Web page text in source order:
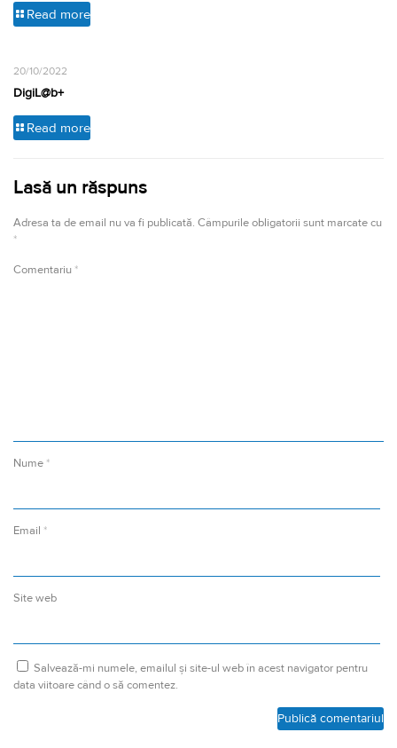
Read more
20/10/2022
DigiL@b+
Read more
Lasă un răspuns
Adresa ta de email nu va fi publicată. Câmpurile obligatorii sunt marcate cu
*
Comentariu *
Nume *
Email *
Site web
Salvează-mi numele, emailul și site-ul web în acest navigator pentru
data viitoare când o să comentez.